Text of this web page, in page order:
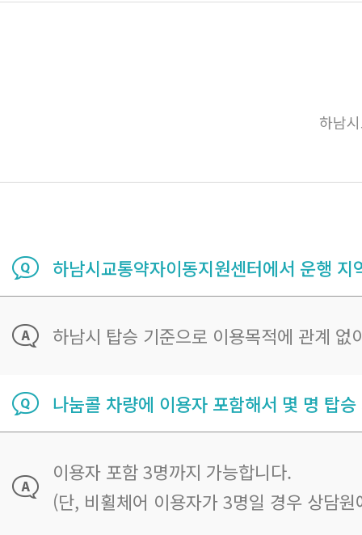
하남
하남시교통약자이동지원센터에서 운행
하남시 탑승 기준으로 이용목적에 관계 없
나눔콜 차량에 이용자 포함해서 몇 명 탑
이용자 포함 3명까지 가능합니다.
(단, 비휠체어 이용자가 3명일 경우 상담